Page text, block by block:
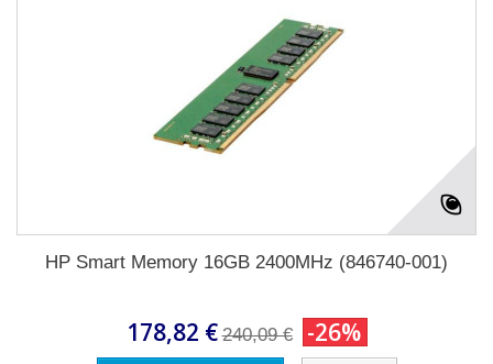
HP Smart Memory 16GB 2400MHz (846740-001)
178,82 € 240,09 € -26%